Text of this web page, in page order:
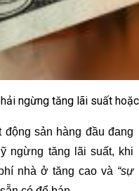
ngừng tăng lãi suất
sản hàng đầu đang
ngừng tăng lãi suất, khi
nhà ở tăng cao và “sự